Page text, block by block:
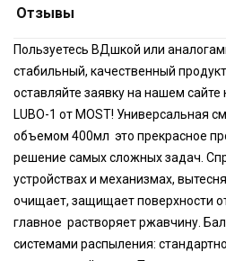
Отзывы
Пользуетесь ВДшкой или
стабильный, качественный
оставляйте заявку на нашем
LUBO-1 от MOST! Универсальная
объемом 400мл это прекрасное
решение самых сложных задач.
устройствах и механизмах,
очищает, защищает поверхности
главное растворяет ржавчину.
системами распыления: